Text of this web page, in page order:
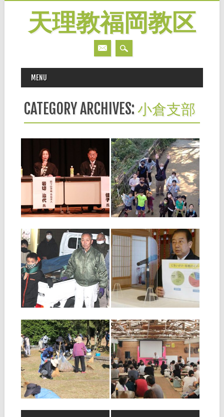
天理教福岡教区
MAIN MENU
MENU
CATEGORY ARCHIVES:小倉支部
2023.04.03
シンポジウム「教会
発展の道標」（南
部・北部・中央）
■南部ブロック 石橋文化セ
ンター共同ホール（久留米
市）を会場に67名の参加者が
集う中、三年千日活動をさら
なる勇み心で「今までよりプ
内にてご活躍の３組のパネリ
ストを迎えて開催されまし
た。 生死を
▶
2021.11.02
少年会福岡教区団
「わかぎの集い」報
告
◆北部ブロック（10月3日開
催） 少年会では、コロナ禍
における行事開催を模索する
中、少しでも同年代が顔見知
りになれるよう、わかぎの集
ロック少年会では、10月3日
（日）、若松区脇田海岸にて
開催し
▶
2021.02.02
特別企画 一人ひと
りのひのきしん 私
にできるひのきしん
⑤
半世紀以上続く早朝の駅前清
掃 小倉支部 日曜日の朝６
時すぎ。まだ暗く、底冷えの
するＪＲ小倉駅前の大通りの
止まっている。周辺では、ほ
うき、ちり取り、火ばさみ、
ゴミ袋などを手にした数人
が、歩道の清
▶
2020.10.03
全教一斉にをいがけ
デー代替行事報告
◆布教勉強会報告 小倉支部
小倉支部では、９月９日の
支部例会後に、全教一斉にを
いがけデー代替行事として教
区布教部長の中隈禎昌先生に
お越しいただき、布教勉強会
での「にを
2018.12.03
第16回ひのきしんの
集い（北部・筑豊・
南部）報告
◆筑豊ブロック 11月3日、
「第16回ひのきしんの集い
（筑豊ブロック会場）」が、
飯塚市民公園を会場に開催さ
れました。爽やかな秋空の中
清掃ひのきしんを行いまし
▶
2018.10.03
時報手配りひのきし
ん者の集い（中央・
北部・南部）
◆中央ブロック ビーチハウス
内で天理時報手配りひのきし
ん者の集いが開催されまし
た。 数日前に最終の下見に行
くと、問題発生！ 明る過ぎ
デオがスクリーンに映らな
▶